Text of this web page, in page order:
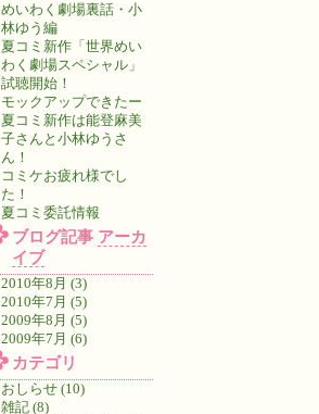
めいわく劇場裏話・小
林ゆう編
夏コミ新作「世界めい
わく劇場スペシャル」
試聴開始！
モックアップできたー
夏コミ新作は能登麻美
子さんと小林ゆうさ
ん！
コミケお疲れ様でし
た！
夏コミ委託情報
ブログ記事 アーカ
イブ
2010年8月 (3)
2010年7月 (5)
2009年8月 (5)
2009年7月 (6)
カテゴリ
おしらせ (10)
雑記 (8)